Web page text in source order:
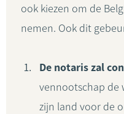
ook kiezen om de
nemen. Ook dit
De notaris zal
vennootschap de
zijn land voor de